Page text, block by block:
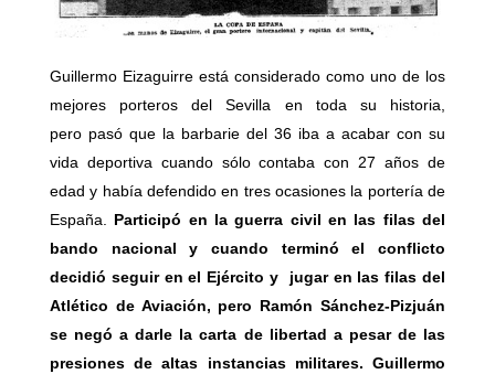
Guillermo Eizaguirre está considerado como uno de los
mejores porteros del Sevilla en toda su historia,
pero pasó que la barbarie del 36 iba a acabar con su
vida deportiva cuando sólo contaba con 27 años de
edad y había defendido en tres ocasiones la portería de
España. Participó en la guerra civil en las filas del
bando nacional y cuando terminó el conflicto
decidió seguir en el Ejército y jugar en las filas del
Atlético de Aviación, pero Ramón Sánchez-Pizjuán
se negó a darle la carta de libertad a pesar de las
presiones de altas instancias militares. Guillermo